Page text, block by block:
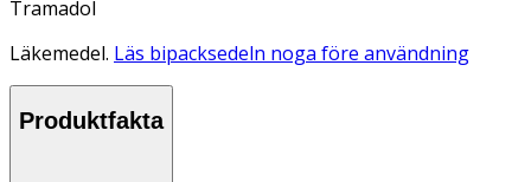
Tramadol
Läkemedel. Läs bipacksedeln noga före användning
Produktfakta